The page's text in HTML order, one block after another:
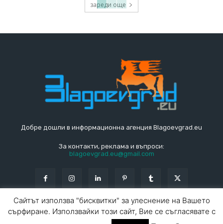
зареди още
Добре дошли в информационна агенция Blagoevgrad.eu
За контакти, реклама и въпроси:
blagoevgrad.eu@gmail.com
Общи условия
Сайтът използва "бисквитки" за улеснение на Вашето
сърфиране. Използвайки този сайт, Вие се съгласявате с